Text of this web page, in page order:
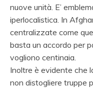
nuove unità. E’
iperlocalistica. In
centralizzate come
basta un accordo per
vogliono centinaia.
Inoltre è evidente che
non distogliere truppe